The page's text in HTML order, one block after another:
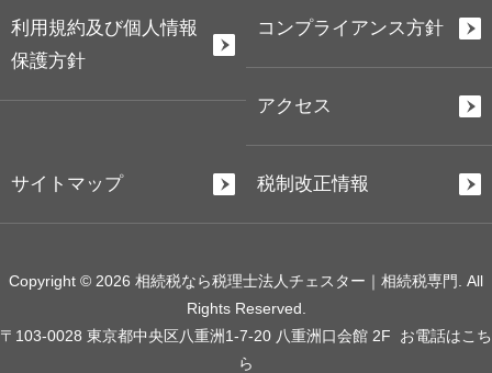
利用規約及び個人情報
保護方針
コンプライアンス方針
アクセス
サイトマップ 税制改正情報
Copyright © 2026 相続税なら税理士法人チェスター｜相続税専門. All
Rights Reserved.
〒103-0028 東京都中央区八重洲1-7-20 八重洲口会館 2F お電話はこち
ら